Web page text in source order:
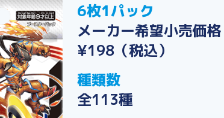
6枚1パック
メーカー希望小売価格
¥198（税込）
種類数
全113種